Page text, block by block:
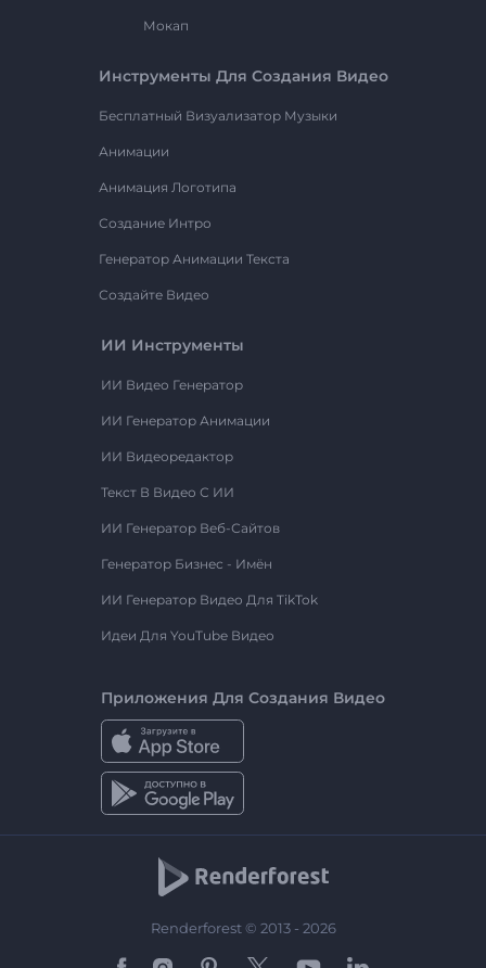
Мокап
Инструменты Для Создания Видео
Бесплатный Визуализатор Музыки
Анимации
Анимация Логотипа
Создание Интро
Генератор Анимации Текста
Создайте Видео
ИИ Инструменты
ИИ Видео Генератор
ИИ Генератор Анимации
ИИ Видеоредактор
Текст В Видео С ИИ
ИИ Генератор Веб-Сайтов
Генератор Бизнес - Имён
ИИ Генератор Видео Для TikTok
Идеи Для YouTube Видео
Приложения Для Создания Видео
Renderforest © 2013 - 2026